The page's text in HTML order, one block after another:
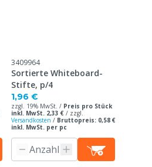
3409964
Sortierte Whiteboard-
Stifte, p/4
1,96 €
zzgl. 19% MwSt. / Preis pro Stück
inkl. MwSt. 2,33 € / zzgl.
Versandkosten / Bruttopreis: 0,58 €
inkl. MwSt. per pc